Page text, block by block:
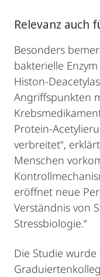
Relevanz auch
Besonders
bakterielle
Histon-
Angriffspunkten
Protein-
verbreitet“,
Menschen
eröffnet neue
Verständnis von
Stressbiologie.“
Die Studie